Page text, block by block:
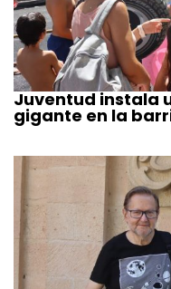
Juventud instala
gigante en la